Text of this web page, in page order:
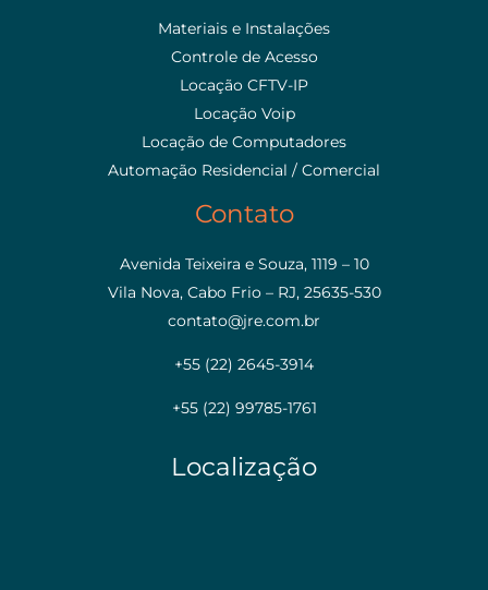
Materiais e Instalações
Controle de Acesso
Locação CFTV-IP
Locação Voip
Locação de Computadores
Automação Residencial / Comercial
Contato
Avenida Teixeira e Souza, 1119 – 10
Vila Nova, Cabo Frio – RJ, 25635-530
contato@jre.com.br
+55 (22) 2645-3914
+55 (22) 99785-1761
Localização